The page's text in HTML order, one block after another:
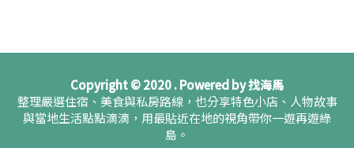
Copyright © 2020 . Powered by 找海馬
整理嚴選住宿、美食與私房路線，也分享特色小店、人物故事
與當地生活點點滴滴，用最貼近在地的視角帶你一遊再遊綠
島。